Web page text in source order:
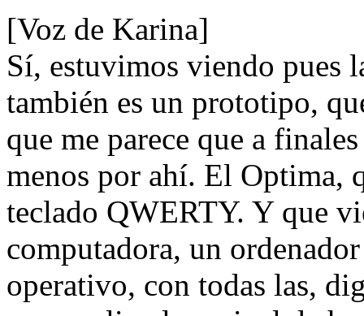
[Voz de Karina]
Sí, estuvimos viendo pues
también es un prototipo,
que me parece que a
menos por ahí. El Optima,
teclado QWERTY. Y que
computadora, un
operativo, con todas las,